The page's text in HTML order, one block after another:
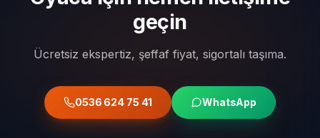
geçin
Ücretsiz ekspertiz, şeffaf fiyat, sigortalı taşıma.
0536 624 75 41 WhatsApp